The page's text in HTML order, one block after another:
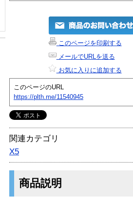
このページを印刷する
メールでURLを送る
お気に入りに追加する
このページのURL
https://plth.me/11540945
関連カテゴリ
X5
商品説明